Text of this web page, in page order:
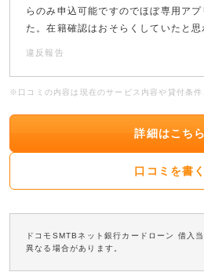
らのみ申込可能ですのでほぼ専用ア
た。在籍確認はおそらくしていたと思
違反報告
※口コミの内容は現在のサービス内容や貸付条件
詳細はこちら
口コミを書く
ドコモSMTBネット銀行カードローン 借入
異なる場合があります。